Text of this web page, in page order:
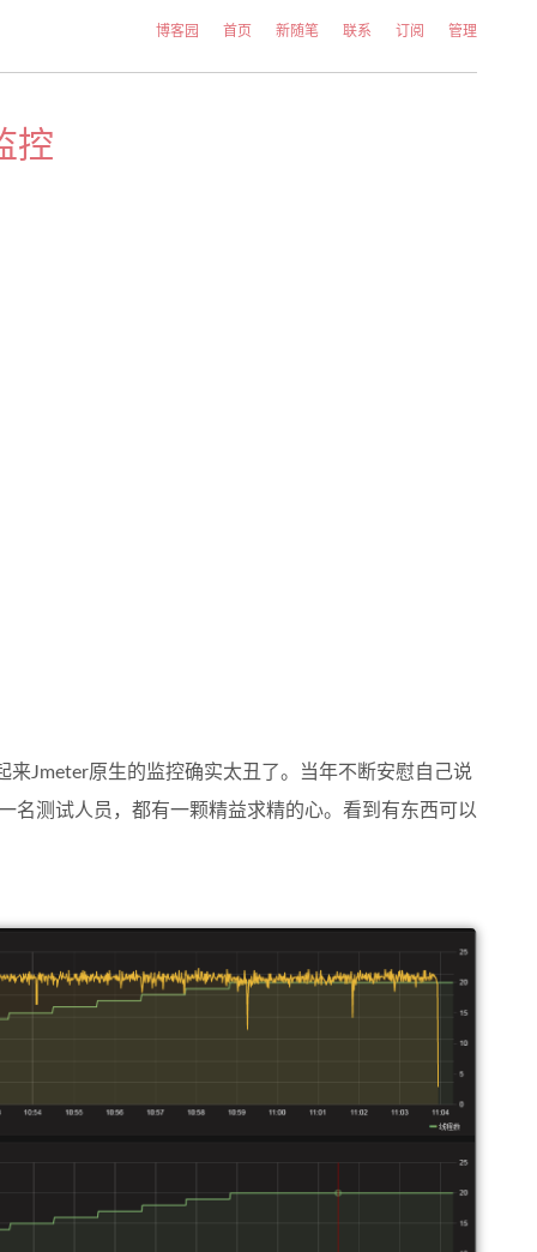
博客园 首页 新随笔 联系 订阅 管理
控
Jmeter原生的监控确实太丑了。当年不断安慰自己说
名测试人员，都有一颗精益求精的心。看到有东西可以